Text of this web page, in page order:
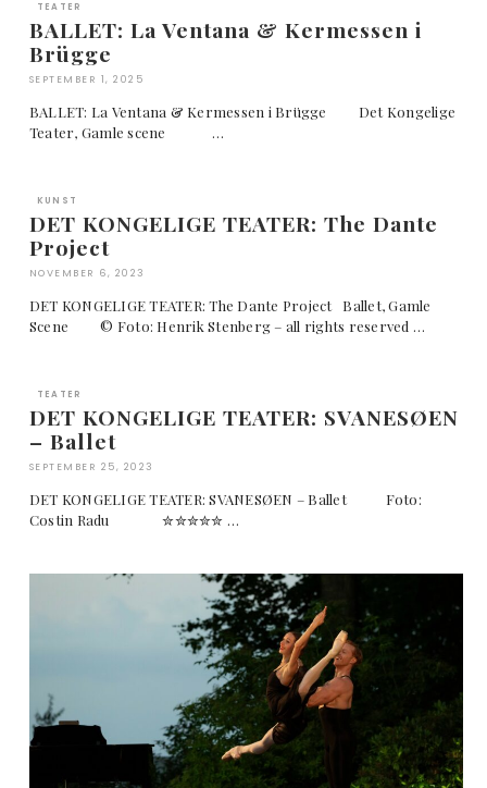
TEATER
BALLET: La Ventana & Kermessen i
Brügge
SEPTEMBER 1, 2025
BALLET: La Ventana & Kermessen i Brügge Det Kongelige
Teater, Gamle scene …
KUNST
DET KONGELIGE TEATER: The Dante
Project
NOVEMBER 6, 2023
DET KONGELIGE TEATER: The Dante Project Ballet, Gamle
Scene © Foto: Henrik Stenberg – all rights reserved …
TEATER
DET KONGELIGE TEATER: SVANESØEN
– Ballet
SEPTEMBER 25, 2023
DET KONGELIGE TEATER: SVANESØEN – Ballet Foto:
Costin Radu ✮✮✮✮✮ …